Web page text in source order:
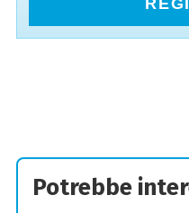
Potrebbe